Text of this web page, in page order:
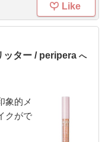
Like
ッター / peripera へ
象的メ
クがで